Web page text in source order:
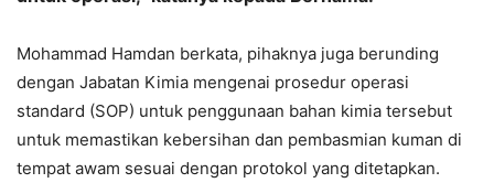
Mohammad Hamdan berkata, pihaknya juga berunding
dengan Jabatan Kimia mengenai prosedur operasi
standard (SOP) untuk penggunaan bahan kimia tersebut
untuk memastikan kebersihan dan pembasmian kuman di
tempat awam sesuai dengan protokol yang ditetapkan.